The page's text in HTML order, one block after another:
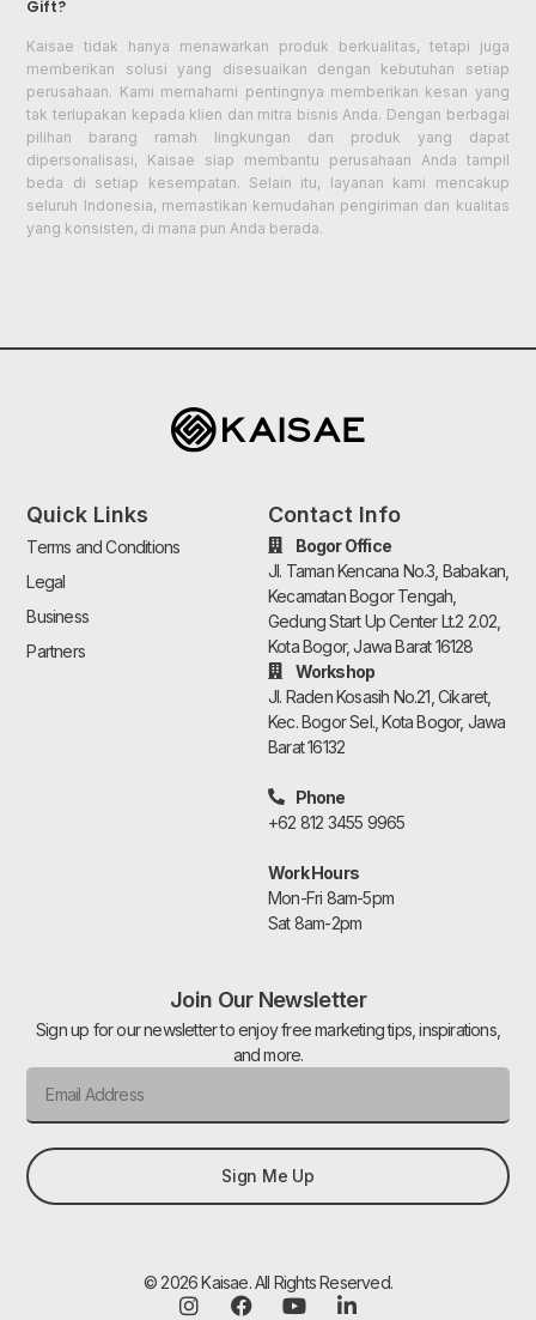
Gift?
Kaisae tidak hanya menawarkan produk berkualitas, tetapi juga
memberikan solusi yang disesuaikan dengan kebutuhan setiap
perusahaan. Kami memahami pentingnya memberikan kesan yang
tak terlupakan kepada klien dan mitra bisnis Anda. Dengan berbagai
pilihan barang ramah lingkungan dan produk yang dapat
dipersonalisasi, Kaisae siap membantu perusahaan Anda tampil
beda di setiap kesempatan. Selain itu, layanan kami mencakup
seluruh Indonesia, memastikan kemudahan pengiriman dan kualitas
yang konsisten, di mana pun Anda berada.
Quick Links
Terms and Conditions
Legal
Business
Partners
Contact Info
Bogor Office
Jl. Taman Kencana No.3, Babakan,
Kecamatan Bogor Tengah,
Gedung Start Up Center Lt.2 2.02,
Kota Bogor, Jawa Barat 16128
Workshop
Jl. Raden Kosasih No.21, Cikaret,
Kec. Bogor Sel., Kota Bogor, Jawa
Barat 16132
Phone
+62 812 3455 9965
Work Hours
Mon-Fri 8am-5pm
Sat 8am-2pm
Join Our Newsletter
Sign up for our newsletter to enjoy free marketing tips, inspirations,
and more.
Sign Me Up
© 2026 Kaisae. All Rights Reserved.